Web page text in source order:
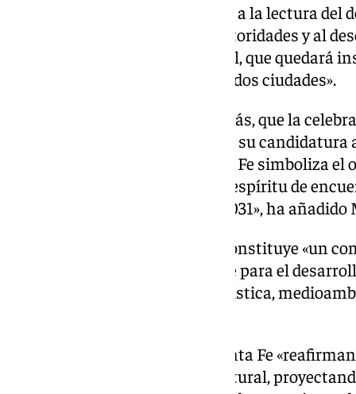
Durante el acto se ha procedido a la lectura
la firma solemne por ambas autoridades y al
Santa Fe en la Casa Consistorial, que quedará
permanente de unión entre las dos ciudades».
La regidora ha subrayado, además, que la
clave para Granada, inmersa en su
2031, y ha recordado que «Santa Fe simboliza
trascendió fronteras, y hoy ese espíritu de
siendo la esencia de Granada 2031», ha
El ‘Pacto de Hermanamiento’ constituye «un
permanente y un marco estable para el
materia cultural, educativa, turística,
Con esta alianza, Granada y Santa Fe
cooperación institucional y cultural,